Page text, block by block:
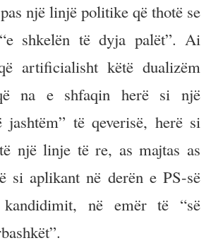
një linjë politike që thotë se
shkelën të dyja palët”. Ai
artificialisht këtë dualizëm
na e shfaqin herë si një
jashtëm” të qeverisë, herë si
një linje të re, as majtas as
si aplikant në derën e PS-së
në emër të “së